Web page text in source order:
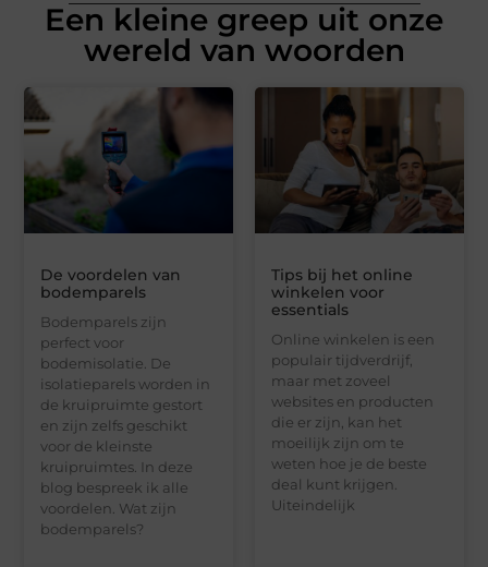
Een kleine greep uit onze
wereld van woorden
De voordelen van
bodemparels
Bodemparels zijn
perfect voor
bodemisolatie. De
isolatieparels worden in
de kruipruimte gestort
en zijn zelfs geschikt
voor de kleinste
kruipruimtes. In deze
blog bespreek ik alle
voordelen. Wat zijn
bodemparels?
Tips bij het online
winkelen voor
essentials
Online winkelen is een
populair tijdverdrijf,
maar met zoveel
websites en producten
die er zijn, kan het
moeilijk zijn om te
weten hoe je de beste
deal kunt krijgen.
Uiteindelijk